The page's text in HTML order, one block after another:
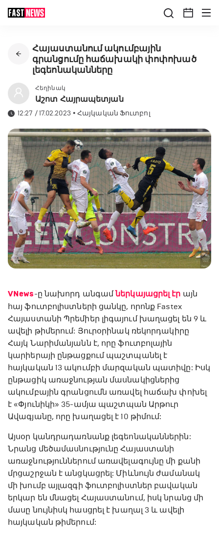
Հայաստանում ակումբային
գրանցումը հաճախակի փոփոխած
լեգեոնականները
Հեղինակ
Աշոտ Հայրապետյան
12:27 / 17.02.2023 •Հայկական Ֆուտբոլ
VNews-ը նախորդ անգամներկայացրել էր այն
հայ ֆուտբոլիստների ցանկը, որոնք Fastex
Հայաստանի Պրեմիեր լիգայում խաղացել են 9 և
ավելի թիմերում: Յուրօրինակ ռեկորդակիրը
Հայկ Նարիմանյանն է, որը ֆուտբոլային
կարիերայի ընթացքում պաշտպանել է
հայկական 13 ակումբի մարզական պատիվը: Իսկ
ընթացիկ առաջնության մասնակիցներից
ակումբային գրանցումն առավել հաճախ փոխել
է «Փյունիկի» 35-ամյա պաշտպան Արթուր
Ավագյանը, որը խաղացել է 10 թիմում:
Այսօր կանդրադառնանք լեգեոնականներին:
Նրանց մեծամասնությունը Հայաստանի
առաջնություններում առավելագույնը մի քանի
մրցաշրջան է անցկացրել: Միևնույն ժամանակ
մի խումբ այլազգի ֆուտբոլիստներ բավական
երկար են մնացել Հայաստանում, իսկ նրանց մի
մասը նույնիսկ հասցրել է խաղալ 3 և ավելի
հայկական թիմերում: